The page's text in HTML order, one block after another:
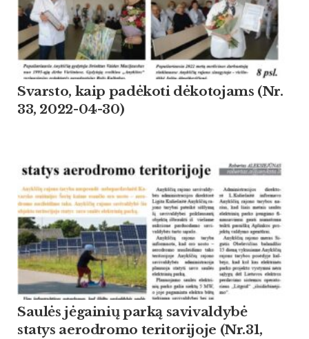
Svarsto, kaip padėkoti dėkotojams (Nr.
33, 2022-04-30)
Saulės jėgainių parką savivaldybė
statys aerodromo teritorijoje (Nr.31,